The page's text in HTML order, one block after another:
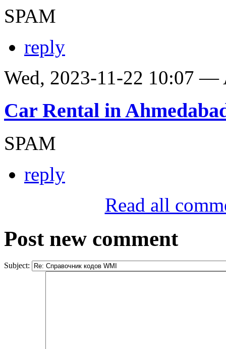
SPAM
reply
Wed, 2023-11-22 10:07 —
Car Rental in
SPAM
reply
Read all
Post new comment
Subject: